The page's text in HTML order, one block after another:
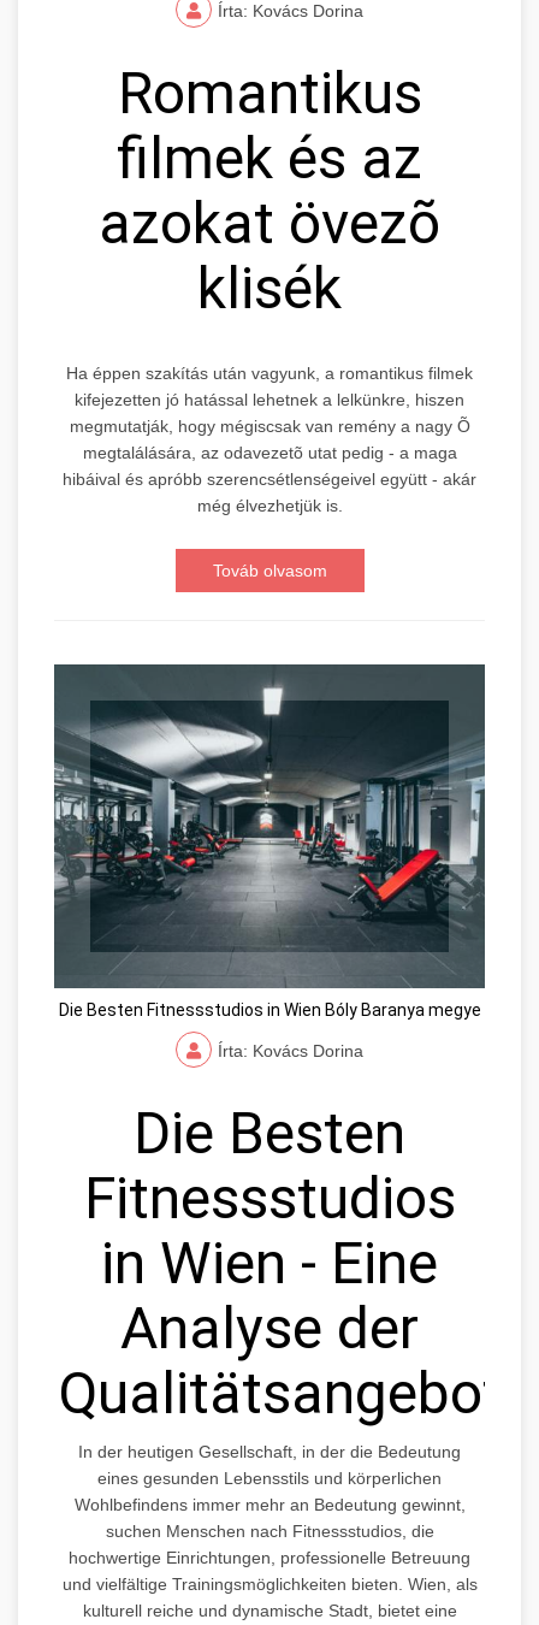
Írta: Kovács Dorina
Romantikus
filmek és az
azokat övezõ
klisék
Ha éppen szakítás után vagyunk, a romantikus filmek
kifejezetten jó hatással lehetnek a lelkünkre, hiszen
megmutatják, hogy mégiscsak van remény a nagy Õ
megtalálására, az odavezetõ utat pedig - a maga
hibáival és apróbb szerencsétlenségeivel együtt - akár
még élvezhetjük is.
Továb olvasom
Die Besten Fitnessstudios in Wien Bóly Baranya megye
Írta: Kovács Dorina
Die Besten
Fitnessstudios
in Wien - Eine
Analyse der
Qualitätsangebote
In der heutigen Gesellschaft, in der die Bedeutung
eines gesunden Lebensstils und körperlichen
Wohlbefindens immer mehr an Bedeutung gewinnt,
suchen Menschen nach Fitnessstudios, die
hochwertige Einrichtungen, professionelle Betreuung
und vielfältige Trainingsmöglichkeiten bieten. Wien, als
kulturell reiche und dynamische Stadt, bietet eine